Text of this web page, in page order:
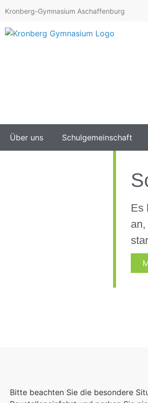
Kronberg-Gymnasium Aschaffenburg
Über uns Schulgemeinschaft
Es
Bitte beachten Sie die besondere